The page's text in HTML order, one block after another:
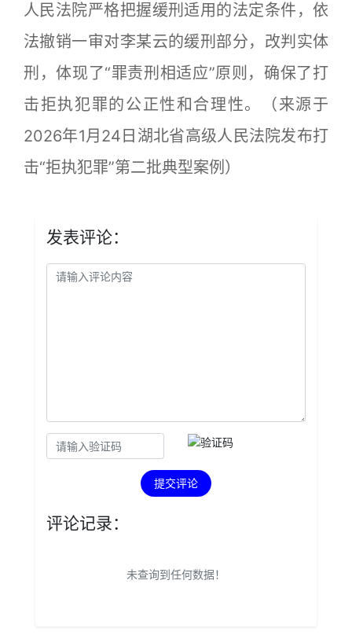
人民法院严格把握缓刑适用的法定条件，依
法撤销一审对李某云的缓刑部分，改判实体
刑，体现了“罪责刑相适应”原则，确保了打
击拒执犯罪的公正性和合理性。（来源于
2026年1月24日湖北省高级人民法院发布打
击“拒执犯罪”第二批典型案例）
发表评论：
提交评论
评论记录：
未查询到任何数据！